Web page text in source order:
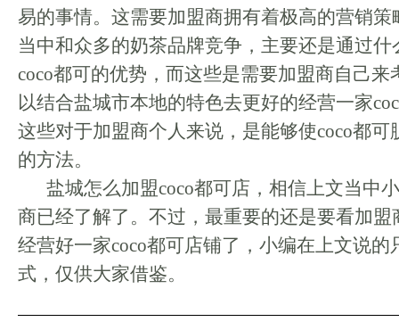
易的事情。这需要加盟商拥有着极高的营销策
当中和众多的奶茶品牌竞争，主要还是通过
coco都可的优势，而这些是需要加盟商自己来
以结合盐城市本地的特色去更好的经营一家
这些对于加盟商个人来说，是能够使coco都可
的方法。
盐城怎么加盟coco都可店，相信上文当中
商已经了解了。不过，最重要的还是要看加盟
经营好一家coco都可店铺了，小编在上文说的
式，仅供大家借鉴。